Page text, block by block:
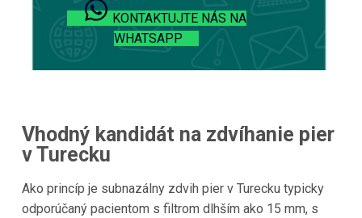
KONTAKTUJTE NÁS NA
WHATSAPP
Vhodný kandidát na zdvíhanie pier
v Turecku
Ako princíp je subnazálny zdvih pier v Turecku typicky
odporúčaný pacientom s filtrom dlhším ako 15 mm, s